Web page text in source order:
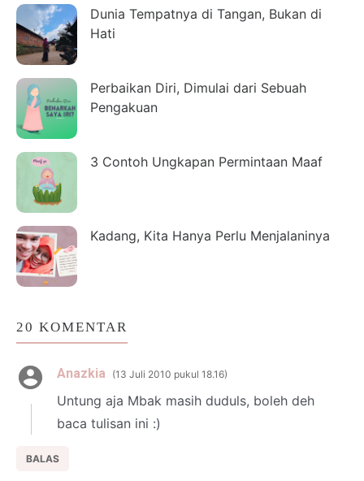
Dunia Tempatnya di Tangan, Bukan di
Hati
Perbaikan Diri, Dimulai dari Sebuah
Pengakuan
3 Contoh Ungkapan Permintaan Maaf
Kadang, Kita Hanya Perlu Menjalaninya
20 KOMENTAR
Anazkia 13 Juli 2010 pukul 18.16
Untung aja Mbak masih duduls, boleh deh
baca tulisan ini :)
BALAS